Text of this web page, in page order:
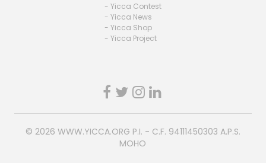
- Yicca Contest
- Yicca News
- Yicca Shop
- Yicca Project
© 2026 WWW.YICCA.ORG P.I. - C.F. 94111450303 A.P.S.
MOHO